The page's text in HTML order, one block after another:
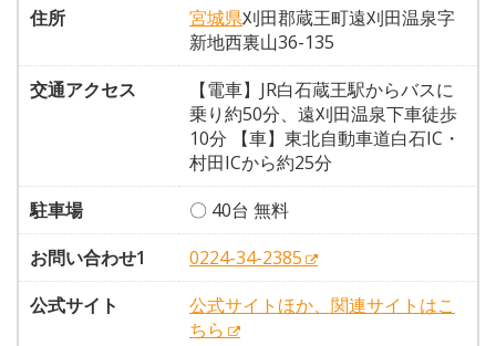
住所
宮城県刈田郡蔵王町遠刈田温泉字
新地西裏山36-135
交通アクセス
【電車】JR白石蔵王駅からバスに
乗り約50分、遠刈田温泉下車徒歩
10分 【車】東北自動車道白石IC・
村田ICから約25分
駐車場
〇 40台 無料
お問い合わせ1
0224-34-2385
公式サイト
公式サイトほか、関連サイトはこ
ちら